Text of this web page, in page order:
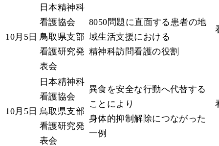
10月5日
日本精神科
看護協会
鳥取県支部
看護研究発
表会
8050問題に直面する患者の地
域生活支援における
精神科訪問看護の役割
10月5日
日本精神科
看護協会
鳥取県支部
看護研究発
表会
異食を安全な行動へ代替する
ことにより
身体的抑制解除につながった
一例